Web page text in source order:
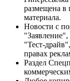
размещена в
материала.
Новости с
"Тест-
правах
Раздел